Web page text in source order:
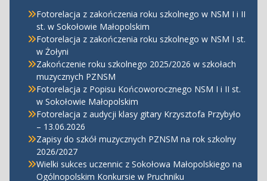
Fotorelacja z zakończenia roku szkolnego w NSM I i II
st. w Sokołowie Małopolskim
Fotorelacja z zakończenia roku szkolnego w NSM I st.
w Żołyni
Zakończenie roku szkolnego 2025/2026 w szkołach
muzycznych PZNSM
Fotorelacja z Popisu Końcoworocznego NSM I i II st.
w Sokołowie Małopolskim
Fotorelacja z audycji klasy gitary Krzysztofa Przybyło
– 13.06.2026
Zapisy do szkół muzycznych PZNSM na rok szkolny
2026/2027
Wielki sukces uczennic z Sokołowa Małopolskiego na
Ogólnopolskim Konkursie w Pruchniku